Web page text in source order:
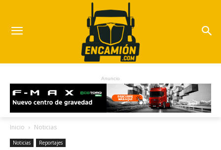
Anuncio
Inicio Noticias
Noticias Reportajes